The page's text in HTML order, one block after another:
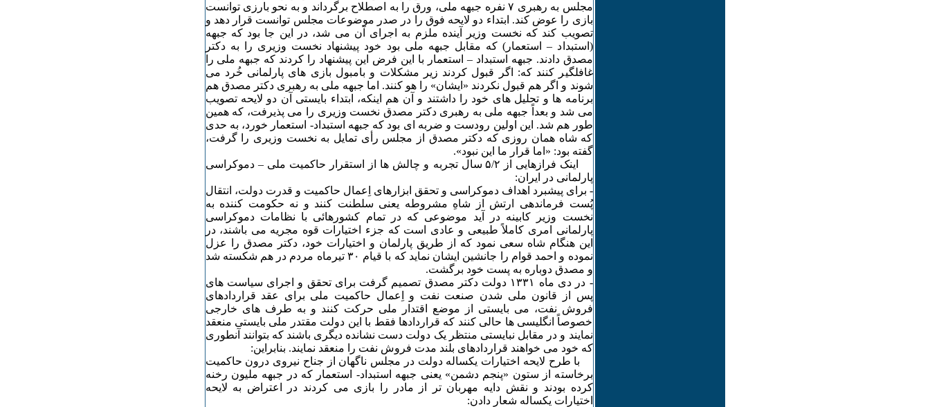
مجلس به رهبری ۷ نفره جبهه ملی، ورق را به اصطلاح برگرداند و به نحو بارزی توانست
بازی را عوض کند. ابتداء دو لایحه فوق را در صدر موضوعات مجلس توانست قرار دهد و
تصویب کند که نخست وزیر آینده ملزم به اجرای آن می شد، در این جا بود که جبهه
(استبداد – استعمار) که مقابل جبهه ملی بود خود پیشنهاد نخست وزیری را به دکتر
مصدق دادند. جبهه استبداد – استعمار با این فرض این پیشنهاد را کردند که جبهه ملی را
غافلگیر کنند که: اگر قبول کردند زیر مشکلات و بامبول بازی های پارلمانی خُرد می
شوند و اگر هم قبول نکردند «ایشان» را هو کنند. اما جبهه ملی به رهبری دکتر مصدق هم
برنامه ها و تحلیل های خود را داشتند و آن هم اینکه، ابتداء بایستی آن دو لایحه تصویب
می شد و بعداً جبهه ملی به رهبری دکتر مصدق نخست وزیری را می پذیرفت، که همین
طور هم شد. این اولین رودست و ضربه ای بود که جبهه استبداد- استعمار خورد، به حدی
که شاه همان روزی که دکتر مصدق از مجلس رأی تمایل به نخست وزیری را گرفت،
گفته بود: «اما قرار ما این نبود».
اینک فرازهایی از ۵/۲ سال تجربه و چالش ها از استقرار حاکمیت ملی – دموکراسی
پارلمانی در ایران:
- برای پیشبرد اهداف دموکراسی و تحقق ابزارهای اِعمال حاکمیت و قدرت دولت، انتقال
پُست فرماندهی ارتش از شاهِ مشروطه یعنی سلطنت کنند و نه حکومت کننده به
نخست وزیر کابینه در آید موضوعی که در تمام کشورهائی با نظامات دموکراسی
پارلمانی امری کاملاً طبیعی و عادی است که جزء اختیارات قوه مجریه می باشند، در
این هنگام شاه سعی نمود که از طریق پارلمان و اختیارات خود، دکتر مصدق را عزل
نموده و احمد قوام را جانشین ایشان نماید که با قیام ٣۰ تیرماه مردم در هم شکسته شد
و مصدق دوباره به پست خود برگشت.
- در دی ماه ۱٣٣۱ دولت دکتر مصدق تصمیم گرفت برای تحقق و اجرای سیاست های
پس از قانون ملی شدن صنعت نفت و اِعمال حاکمیت ملی برای عقد قراردادهای
فروش نفت، می بایستی از موضع اقتدار ملی حرکت کنند و به طرف های خارجی
خصوصاً انگلیسی ها حالی کنند که قراردادها فقط با این دولت مقتدر ملی بایستی منعقد
نمایند و در مقابل نبایستی منتظر یک دولت دست نشانده دیگری باشند که بتوانند آنطوری
که خود می خواهند قراردادهای بلند مدت فروش نفت را منعقد نمایند. بنابراین:
با طرح لایحه اختیارات یکساله دولت در مجلس ناگهان از جناح نیروی درون حاکمیت
برخاسته از ستون «پنجم دشمن» یعنی جبهه استبداد- استعمار که در جبهه ملیون رخنه
کرده بودند و نقش دایه مهربان تر از مادر را بازی می کردند در اعتراض به لایحه
اختیارات یکساله شعار دادن: